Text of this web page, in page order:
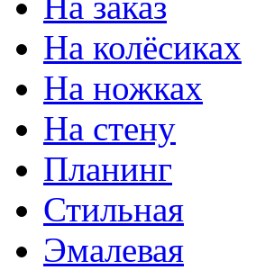
На колёсиках
На ножках
На стену
Планинг
Стильная
Эмалевая